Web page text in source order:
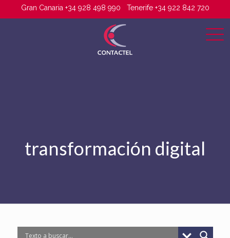
Gran Canaria +34 928 498 990 Tenerife +34 922 842 720
transformación digital